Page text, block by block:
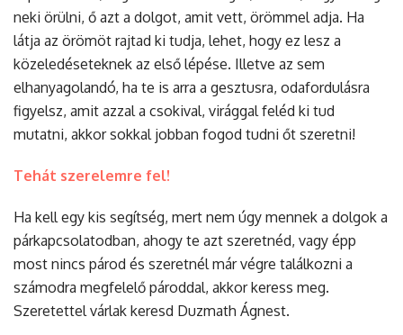
neki örülni, ő azt a dolgot, amit vett, örömmel adja. Ha
látja az örömöt rajtad ki tudja, lehet, hogy ez lesz a
közeledéseteknek az első lépése. Illetve az sem
elhanyagolandó, ha te is arra a gesztusra, odafordulásra
figyelsz, amit azzal a csokival, virággal feléd ki tud
mutatni, akkor sokkal jobban fogod tudni őt szeretni!
Tehát szerelemre fel!
Ha kell egy kis segítség, mert nem úgy mennek a dolgok a
párkapcsolatodban, ahogy te azt szeretnéd, vagy épp
most nincs párod és szeretnél már végre találkozni a
számodra megfelelő pároddal, akkor keress meg.
Szeretettel várlak keresd Duzmath Ágnest.